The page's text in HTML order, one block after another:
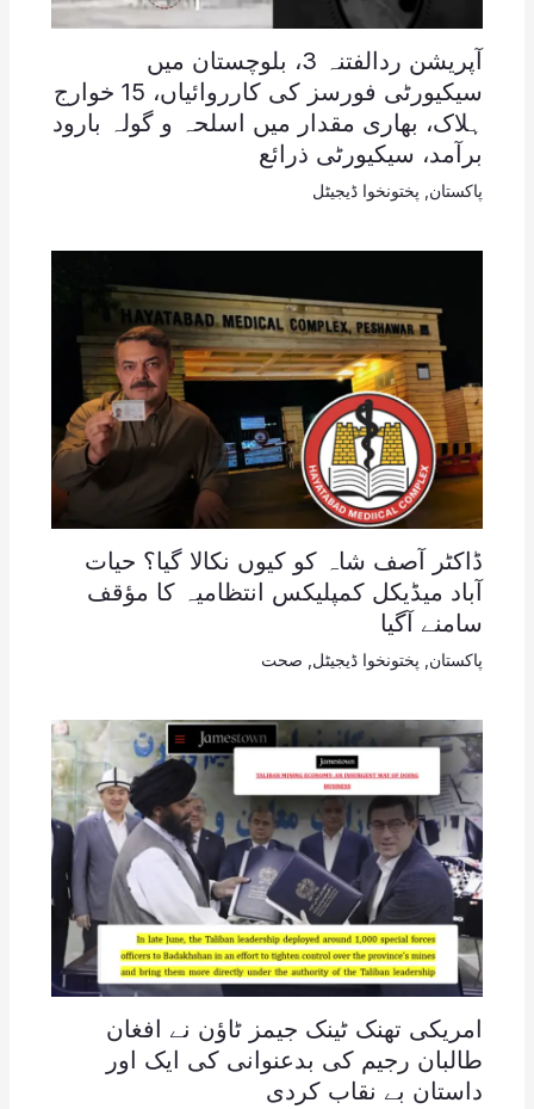
آپریشن ردالفتنہ 3، بلوچستان میں
سیکیورٹی فورسز کی کارروائیاں، 15 خوارج
ہلاک، بھاری مقدار میں اسلحہ و گولہ بارود
برآمد، سیکیورٹی ذرائع
پاکستان پختونخوا ڈیجیٹل
ڈاکٹر آصف شاہ کو کیوں نکالا گیا؟ حیات
آباد میڈیکل کمپلیکس انتظامیہ کا مؤقف
سامنے آگیا
پاکستان پختونخوا ڈیجیٹل صحت
امریکی تھنک ٹینک جیمز ٹاؤن نے افغان
طالبان رجیم کی بدعنوانی کی ایک اور
داستان بے نقاب کردی